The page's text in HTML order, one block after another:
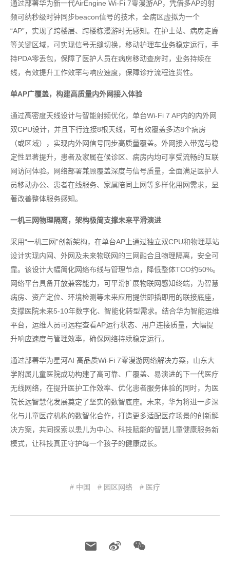
通过部署华为新一代AirEngine Wi-Fi 7零漫游AP，凭借多AP的射
频可纳秒级时钟同步beacon信号的技术，全病区虚拟为一个
“AP”，实现了跨楼层、跨楼栋漫游时无感知。在护士站、病房走廊
等关键区域，可实现信号无缝切换，移动护理车业务稳定运行，手
持PDA零丢包，保障了医护人员在病房移动查房时，业务持续在
线，有效提升工作效率与响应速度，保障诊疗流程连贯性。
单AP广覆盖，构建高质量内外网接入体验
通过高密度天线设计与智能射频优化，单台Wi-Fi 7 AP内的内外网
双CPU设计，并且下行连接8根天线，可有效覆盖多达8个病房
（或区域），实现内外网信号同步高质量覆盖。外网接入带宽与稳
定性显著提升，患者及家属在候诊区、病房内均可享受流畅的互联
网访问体验。网络部署兼顾覆盖深度与信号质量，全面满足医护人
员移动办公、患者在线服务、家属陪同上网等多样化用网需求，显
著改善整体服务感知。
一机三网物理隔离，架构极简支撑未来平滑演进
采用“一机三网”创新架构，在单台AP上通过独立双CPU和物理基站
设计实现内网、外网及未来物联网的三网融合且物理隔离，安全可
靠。该设计大幅简化网络布线与管理节点，降低整体TCO约50%。
网络平台具备开放兼容能力，可平滑扩展物联网感知终端，为智慧
病房、资产定位、环境检测等未来应用提供即插即用的联接底座，
支撑医院未来5-10年数字化、智能化转型需求。结合华为智能运维
平台，运维人员可远程查看AP运行状态、用户连接质量，大幅提
升响应速度与管理效率，确保网络持续稳定运行。
通过部署华为星河AI 高品质Wi-Fi 7零漫游网络解决方案，山东大
学附属儿童医院成功构建了高可靠、广覆盖、易演进的下一代医疗
无线网络，在提升医护工作效率、优化患者服务体验的同时，为医
院长远智慧化发展奠定了坚实的数智底座。未来，华为将进一步深
化与儿童医疗机构的数智化合作，打造更多适配医疗场景的创新解
决方案，共同探索以患儿为中心、科技赋能的智慧儿童健康服务新
模式，让科技真正守护每一个孩子的健康成长。
# 中国 # 园区网络 # 医疗